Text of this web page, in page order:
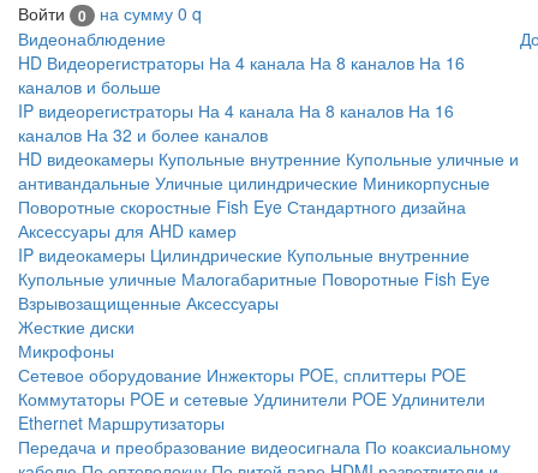
Войти 0 на сумму 0 q
Видеонаблюдение
HD Видеорегистраторы На 4 канала На 8 каналов На 16
каналов и больше
IP видеорегистраторы На 4 канала На 8 каналов На 16
каналов На 32 и более каналов
HD видеокамеры Купольные внутренние Купольные уличные и
антивандальные Уличные цилиндрические Миникорпусные
Поворотные скоростные Fish Eye Стандартного дизайна
Аксессуары для AHD камер
IP видеокамеры Цилиндрические Купольные внутренние
Купольные уличные Малогабаритные Поворотные Fish Eye
Взрывозащищенные Аксессуары
Жесткие диски
Микрофоны
Сетевое оборудование Инжекторы POE, сплиттеры POE
Коммутаторы POE и сетевые Удлинители POE Удлинители
Ethernet Маршрутизаторы
Передача и преобразование видеосигнала По коаксиальному